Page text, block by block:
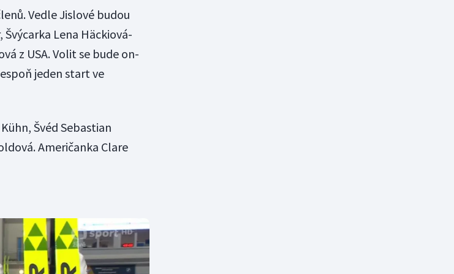
Vedle Jislové budou
Lena Häckiová-
z USA. Volit se bude on-
jeden start ve
Švéd Sebastian
Američanka Clare